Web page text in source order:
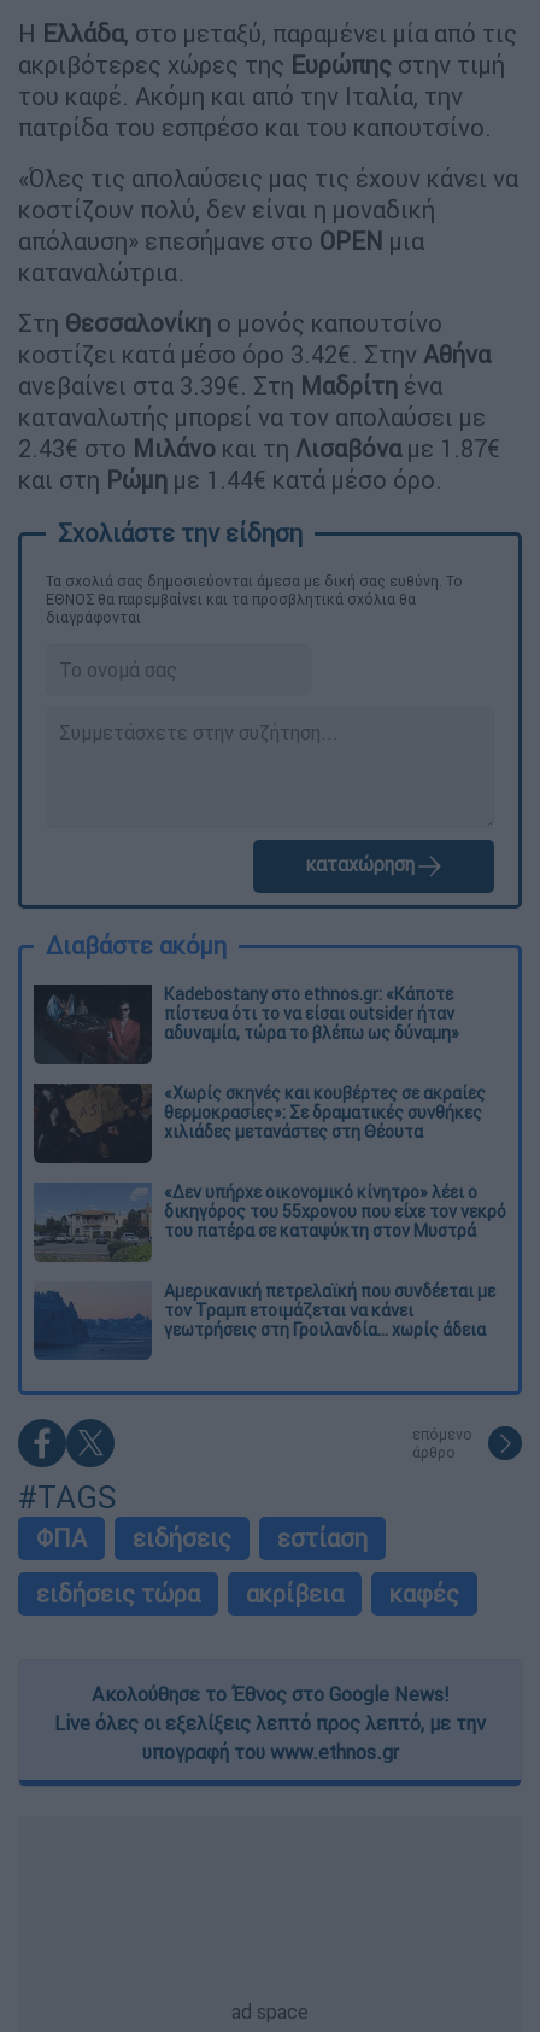
H Ελλάδα, στο μεταξύ, παραμένει μία από τις
ακριβότερες χώρες της Ευρώπης στην τιμή
του καφέ. Ακόμη και από την Ιταλία, την
πατρίδα του εσπρέσο και του καπουτσίνο.
«Όλες τις απολαύσεις μας τις έχουν κάνει να
κοστίζουν πολύ, δεν είναι η μοναδική
απόλαυση» επεσήμανε στο OPEN μια
καταναλώτρια.
Στη Θεσσαλονίκη ο μονός καπουτσίνο
κοστίζει κατά μέσο όρο 3.42€. Στην Αθήνα
ανεβαίνει στα 3.39€. Στη Μαδρίτη ένα
καταναλωτής μπορεί να τον απολαύσει με
2.43€ στο Μιλάνο και τη Λισαβόναμε 1.87€
και στη Ρώμη με 1.44€ κατά μέσο όρο.
Τα σχολιά σας δημοσιεύονται άμεσα με δική σας ευθύνη. Το
ΕΘΝΟΣ θα παρεμβαίνει και τα προσβλητικά σχόλια θα
διαγράφονται
καταχώρηση
Διαβάστε ακόμη
Kadebostany στο ethnos.gr: «Κάποτε
πίστευα ότι το να είσαι outsider ήταν
αδυναμία, τώρα το βλέπω ως δύναμη»
«Χωρίς σκηνές και κουβέρτες σε ακραίες
θερμοκρασίες»: Σε δραματικές συνθήκες
χιλιάδες μετανάστες στη Θέουτα
«Δεν υπήρχε οικονομικό κίνητρο» λέει ο
δικηγόρος του 55χρονου που είχε τον νεκρό
του πατέρα σε καταψύκτη στον Μυστρά
Αμερικανική πετρελαϊκή που συνδέεται με
τον Τραμπ ετοιμάζεται να κάνει
γεωτρήσεις στη Γροιλανδία... χωρίς άδεια
επόμενο
άρθρο
#TAGS
ΦΠΑ ειδήσεις
εστίαση
ειδήσεις τώρα
ακρίβεια καφές
Ακολούθησε το Έθνος στο Google News!
Live όλες οι εξελίξεις λεπτό προς λεπτό, με την
υπογραφή του www.ethnos.gr